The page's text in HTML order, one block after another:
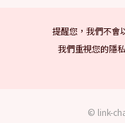
提醒您，我們不會
我們重視您的隱
© link-